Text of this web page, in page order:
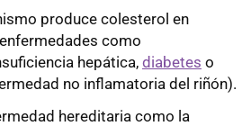
produce colesterol en
como
hepática, diabetes o
no inflamatoria del riñón).
hereditaria como la